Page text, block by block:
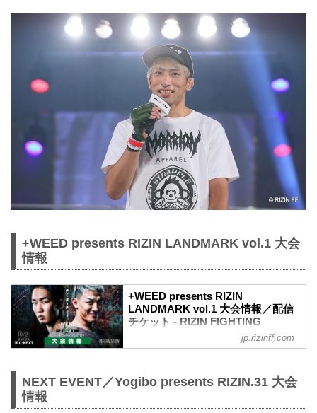
+WEED presents RIZIN LANDMARK vol.1 大会
情報
+WEED presents RIZIN
LANDMARK vol.1 大会情報／配信
チケット - RIZIN FIGHTING
FEDERATION オフィシャルサイト
+WEED presents RIZIN LANDMARK
youtu.be
jp.rizinff.com
NEXT EVENT／Yogibo presents RIZIN.31 大会
情報